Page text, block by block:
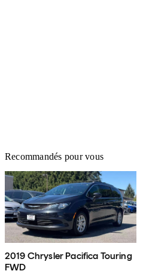
Recommandés pour vous
2019 Chrysler Pacifica Touring
FWD